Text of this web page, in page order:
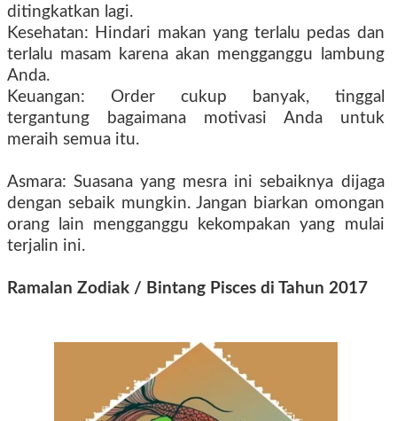
ditingkatkan lagi.
Kesehatan: Hindari makan yang terlalu pedas dan
terlalu masam karena akan mengganggu lambung
Anda.
Keuangan: Order cukup banyak, tinggal
tergantung bagaimana motivasi Anda untuk
meraih semua itu.
Asmara: Suasana yang mesra ini sebaiknya dijaga
dengan sebaik mungkin. Jangan biarkan omongan
orang lain mengganggu kekompakan yang mulai
terjalin ini.
Ramalan Zodiak / Bintang Pisces di Tahun 2017